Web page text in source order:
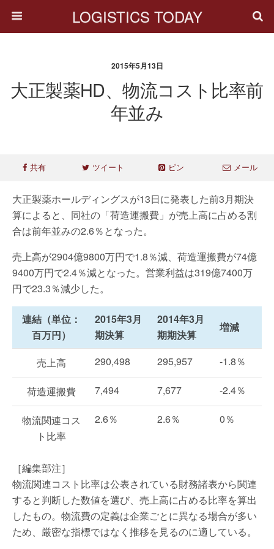
LOGISTICS TODAY
2015年5月13日
大正製薬HD、物流コスト比率前
年並み
共有 ツイート ピン メール
大正製薬ホールディングスが13日に発表した前3月期決
算によると、同社の「荷造運搬費」が売上高に占める割
合は前年並みの2.6％となった。
売上高が2904億9800万円で1.8％減、荷造運搬費が74億
9400万円で2.4％減となった。営業利益は319億7400万
円で23.3％減少した。
連結（単位：
百万円）
2015年3月
期決算
2014年3月
期期決算
増減
売上高 290,498 295,957 -1.8％
荷造運搬費 7,494 7,677 -2.4％
物流関連コス
ト比率
2.6％ 2.6％ 0％
［編集部注］
物流関連コスト比率は公表されている財務諸表から関連
すると判断した数値を選び、売上高に占める比率を算出
したもの。物流費の定義は企業ごとに異なる場合が多い
ため、厳密な指標ではなく推移を見るのに適している。